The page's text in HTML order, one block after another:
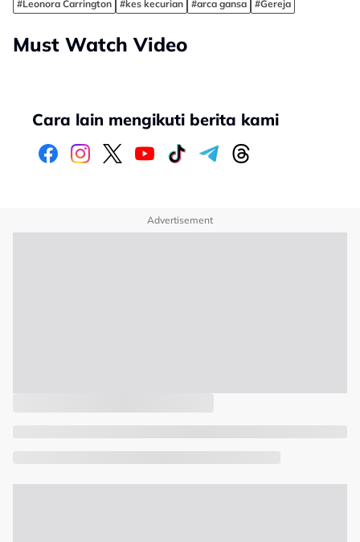
#Leonora Carrington #kes kecurian #arca gansa #Gereja
Must Watch Video
Cara lain mengikuti berita kami
Advertisement